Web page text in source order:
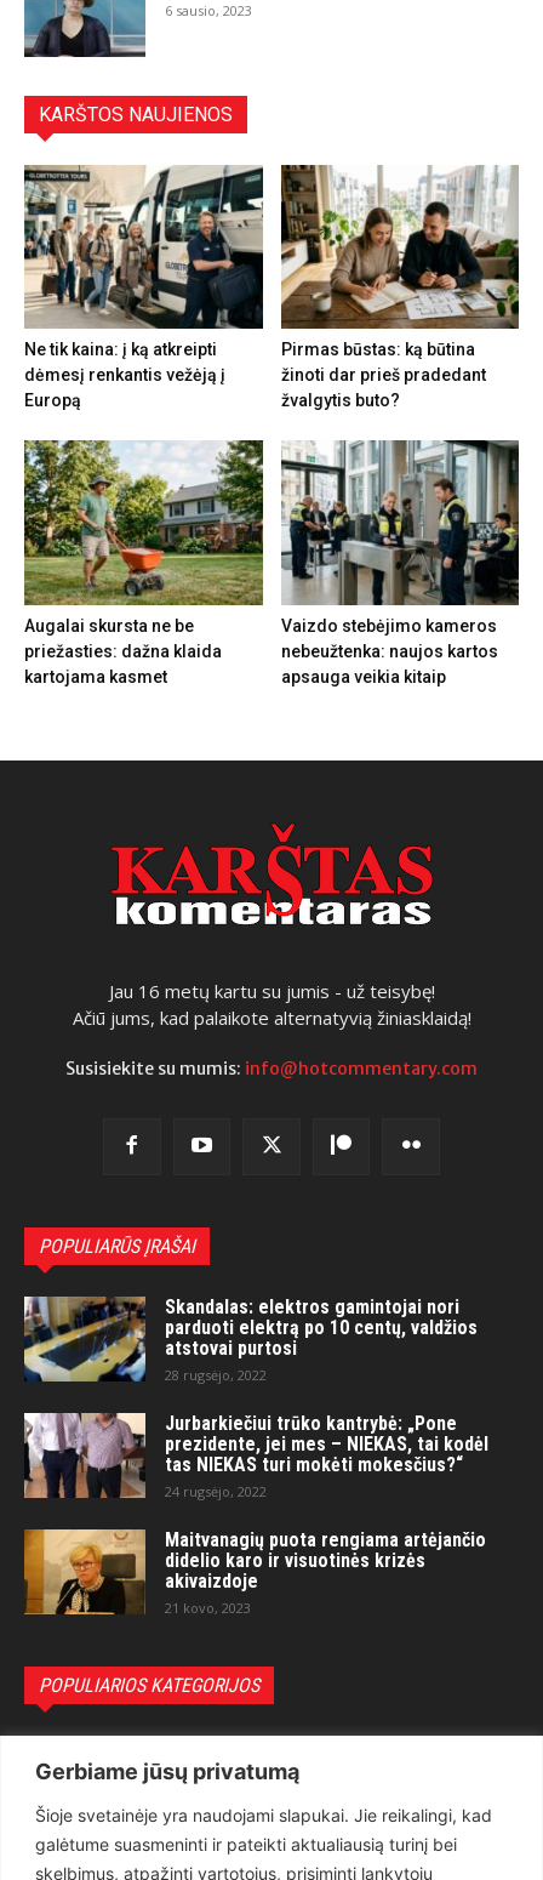
Gerbiame jūsų privatumą
Šioje svetainėje yra naudojami slapukai. Jie reikalingi, kad
galėtume suasmeninti ir pateikti aktualiausią turinį bei
skelbimus, atpažinti vartotojus, prisiminti lankytojų
6 sausio, 2023
KARŠTOS NAUJIENOS
Ne tik kaina: į ką atkreipti
dėmesį renkantis vežėją į
Europą
Pirmas būstas: ką būtina
žinoti dar prieš pradedant
žvalgytis buto?
Augalai skursta ne be
priežasties: dažna klaida
kartojama kasmet
Vaizdo stebėjimo kameros
nebeužtenka: naujos kartos
apsauga veikia kitaip
Jau 16 metų kartu su jumis - už teisybę!
Ačiū jums, kad palaikote alternatyvią žiniasklaidą!
Susisiekite su mumis: info@hotcommentary.com
POPULIARŪS ĮRAŠAI
Skandalas: elektros gamintojai nori
parduoti elektrą po 10 centų, valdžios
atstovai purtosi
28 rugsėjo, 2022
Jurbarkiečiui trūko kantrybė: „Pone
prezidente, jei mes – NIEKAS, tai kodėl
tas NIEKAS turi mokėti mokesčius?“
24 rugsėjo, 2022
Maitvanagių puota rengiama artėjančio
didelio karo ir visuotinės krizės
akivaizdoje
21 kovo, 2023
POPULIARIOS KATEGORIJOS
Teisėsauga
1497
Aktualu